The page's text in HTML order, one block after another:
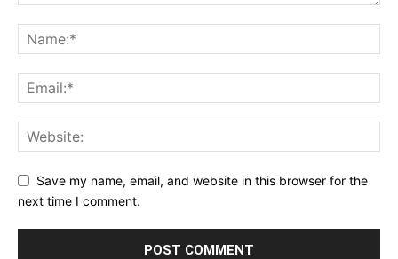
Save my name, email, and website in this browser for the
next time I comment.